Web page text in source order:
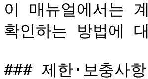
이 매뉴얼에서는
확인하는 방법에
### 제한·보충